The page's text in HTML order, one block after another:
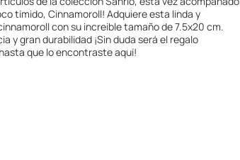
tímido, Cinnamoroll! Adquiere esta linda y
con su increible tamaño de 7.5x20 cm.
y gran durabilidad ¡Sin duda será el regalo
que lo encontraste aquí!